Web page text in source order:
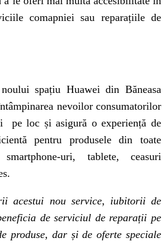
comapniei sau reparațiile de
spațiu Huawei din Băneasa
nevoilor consumatorilor
pe loc și asigură o experiență de
pentru produsele din toate
uri, tablete, ceasuri
acestui nou service, iubitorii de
de serviciul de reparații pe
produse, dar și de oferte speciale